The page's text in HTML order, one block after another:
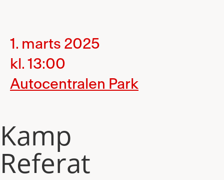
1. marts 2025
kl. 13:00
Autocentralen Park
Kamp
Referat